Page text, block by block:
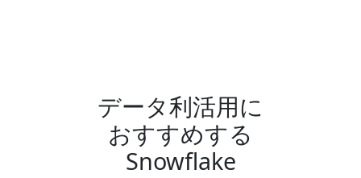
データ利活用に
おすすめする
Snowflake